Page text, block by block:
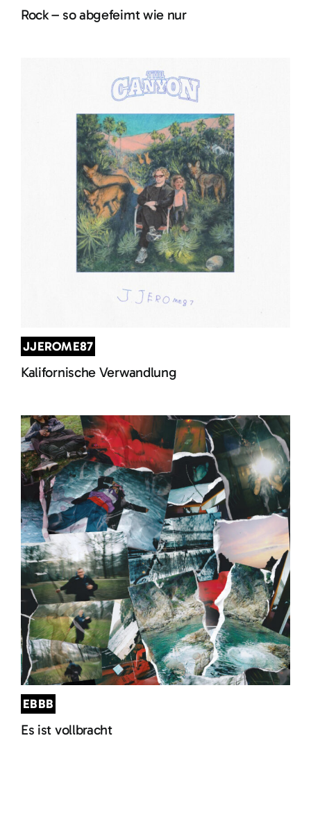
Rock – so abgefeimt wie nur
JJEROME87
Kalifornische Verwandlung
EBBB
Es ist vollbracht